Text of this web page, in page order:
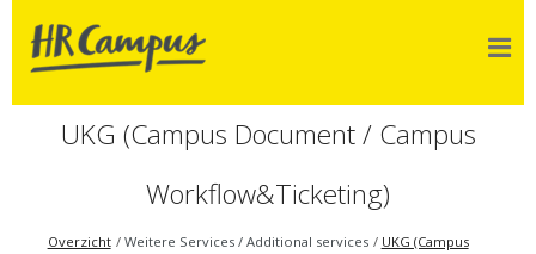
UKG (Campus Document / Campus
Workflow&Ticketing)
Overzicht Weitere Services / Additional services
UKG (Campus